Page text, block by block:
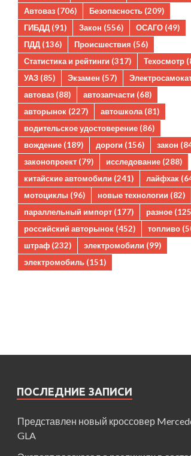
Автоваз (706) Безопасность (209)
ГИБДД (91) Закон (556) ОСАГО (49)
ПДД (136) Происшествия (56)
Статистика и рейтинги (317) Техосмотр
УАЗ (85) Экзамен (57)
автоваз (88) автозапчасти (68)
авторынок (227) автошкола (81)
водительское удостоверение (86)
вождение (189) дороги (156) закон
законопроект (79) исследование (288)
китайские автомобили (241) лайфхак
мотоциклы (96) новые технологии (82)
параллельный импорт (177) разное
российский авторынок (452) топливо
штраф (232) электромобили (99)
электромобиль (151)
ПОСЛЕДНИЕ ЗАПИСИ
Представлен новый кроссовер
GLA